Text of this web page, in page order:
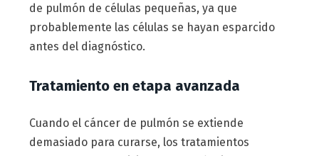
de pulmón de células pequeñas, ya que
probablemente las células se hayan esparcido
antes del diagnóstico.
Tratamiento en etapa avanzada
Cuando el cáncer de pulmón se extiende
demasiado para curarse, los tratamientos